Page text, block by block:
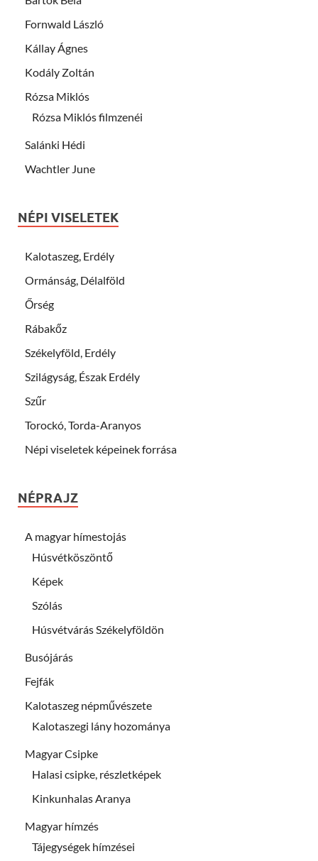
Fornwald László
Kállay Ágnes
Kodály Zoltán
Rózsa Miklós
Rózsa Miklós filmzenéi
Salánki Hédi
Wachtler June
NÉPI VISELETEK
Kalotaszeg, Erdély
Ormánság, Délalföld
Őrség
Rábakőz
Székelyföld, Erdély
Szilágyság, Észak Erdély
Szűr
Torockó, Torda-Aranyos
Népi viseletek képeinek forrása
NÉPRAJZ
A magyar hímestojás
Húsvétköszöntő
Képek
Szólás
Húsvétvárás Székelyföldön
Busójárás
Fejfák
Kalotaszeg népművészete
Kalotaszegi lány hozománya
Magyar Csipke
Halasi csipke, részletképek
Kinkunhalas Aranya
Magyar hímzés
Tájegységek hímzései